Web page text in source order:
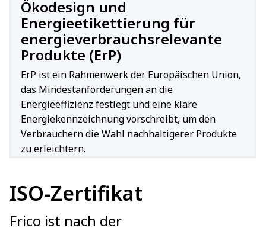
Ökodesign und
Energieetikettierung für
energieverbrauchsrelevante
Produkte (ErP)
ErP ist ein Rahmenwerk der Europäischen Union,
das Mindestanforderungen an die
Energieeffizienz festlegt und eine klare
Energiekennzeichnung vorschreibt, um den
Verbrauchern die Wahl nachhaltigerer Produkte
zu erleichtern.
ISO-Zertifikat
Frico ist nach der